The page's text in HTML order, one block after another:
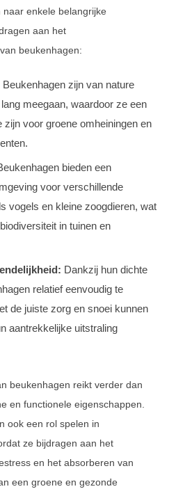
enkele belangrijke
aan het
beukenhagen:
Beukenhagen zijn van nature
meegaan, waardoor ze een
zijn voor groene omheiningen en
bieden een
voor verschillende
vogels en kleine zoogdieren, wat
in tuinen en
Dankzij hun dichte
relatief eenvoudig te
de juiste zorg en snoei kunnen
aantrekkelijke uitstraling
beukenhagen reikt verder dan
en functionele eigenschappen.
ook een rol spelen in
ze bijdragen aan het
en het absorberen van
een groene en gezonde